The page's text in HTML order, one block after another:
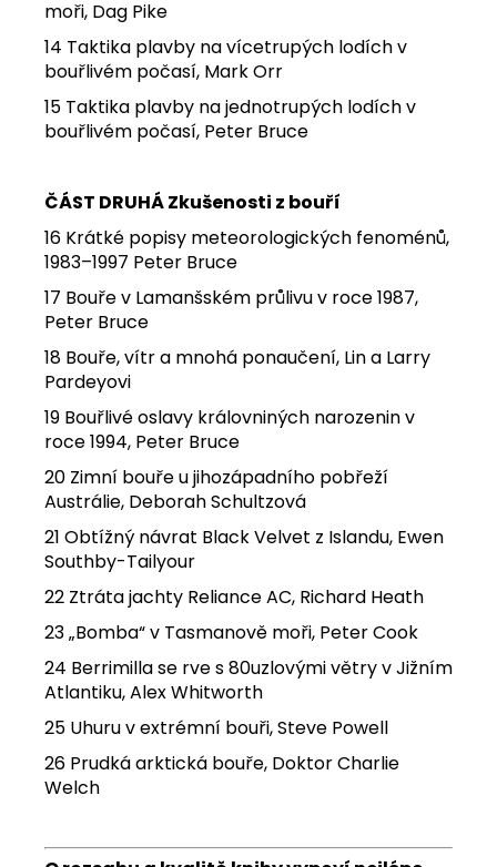
moři, Dag Pike
14 Taktika plavby na vícetrupých lodích v
bouřlivém počasí, Mark Orr
15 Taktika plavby na jednotrupých lodích v
bouřlivém počasí, Peter Bruce
ČÁST DRUHÁ Zkušenosti z bouří
16 Krátké popisy meteorologických fenoménů,
1983–1997 Peter Bruce
17 Bouře v Lamanšském průlivu v roce 1987,
Peter Bruce
18 Bouře, vítr a mnohá ponaučení, Lin a Larry
Pardeyovi
19 Bouřlivé oslavy královniných narozenin v
roce 1994, Peter Bruce
20 Zimní bouře u jihozápadního pobřeží
Austrálie, Deborah Schultzová
21 Obtížný návrat Black Velvet z Islandu, Ewen
Southby-Tailyour
22 Ztráta jachty Reliance AC, Richard Heath
23 „Bomba“ v Tasmanově moři, Peter Cook
24 Berrimilla se rve s 80uzlovými větry v Jižním
Atlantiku, Alex Whitworth
25 Uhuru v extrémní bouři, Steve Powell
26 Prudká arktická bouře, Doktor Charlie
Welch